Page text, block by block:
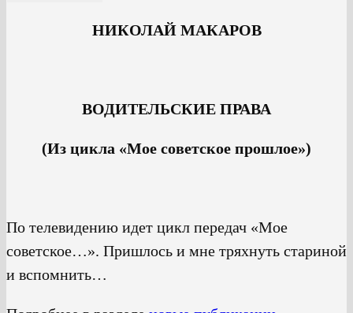
НИКОЛАЙ МАКАРОВ
ВОДИТЕЛЬСКИЕ ПРАВА
(Из цикла «Мое советское прошлое»)
По телевидению идет цикл передач «Мое
советское…». Пришлось и мне тряхнуть стариной
и вспомнить…